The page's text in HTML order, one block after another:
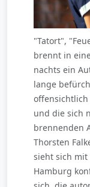
"Tatort",
brennt in
nachts ein
lange
und die sich
brennenden
Thorsten
sieht sich mit
Hamburg